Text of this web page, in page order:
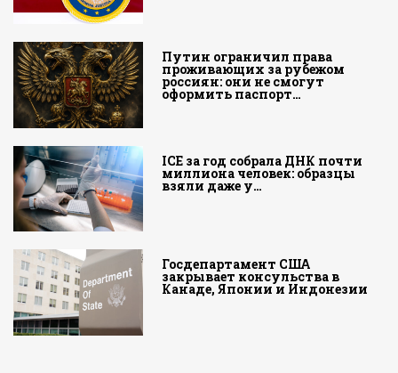
Путин ограничил права
проживающих за рубежом
россиян: они не смогут
оформить паспорт…
ICE за год собрала ДНК почти
миллиона человек: образцы
взяли даже у…
Госдепартамент США
закрывает консульства в
Канаде, Японии и Индонезии